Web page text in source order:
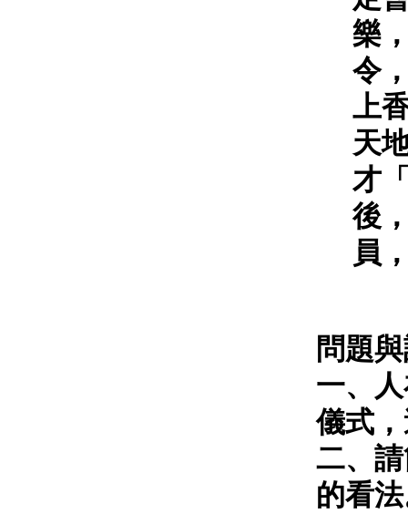
樂
令
上
天
才
後
員
問題
一、
儀式
二、
的看